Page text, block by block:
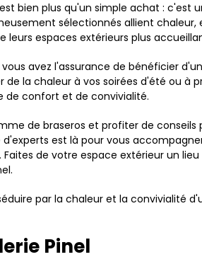
bien plus qu'un simple achat : c'est
sélectionnés allient
espaces extérieurs plus
avez l'assurance de bénéficier
la chaleur à vos soirées d'été ou à
de confort et de convivialité.
de braseros et profiter de
est là pour vous
de votre espace extérieur un
par la chaleur et la convivialité
Pinel